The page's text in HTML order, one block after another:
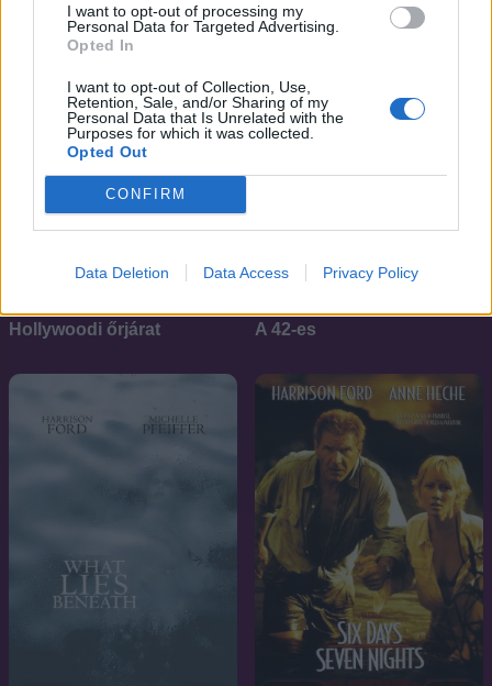
I want to opt-out of processing my
Personal Data for Targeted Advertising.
Opted In
I want to opt-out of Collection, Use,
Retention, Sale, and/or Sharing of my
Personal Data that Is Unrelated with the
Purposes for which it was collected.
Opted Out
CONFIRM
Data Deletion Data Access Privacy Policy
Hollywoodi őrjárat A 42-es